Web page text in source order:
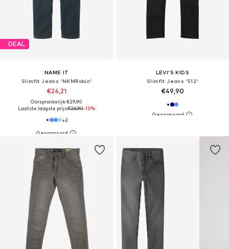
DEAL
NAME IT
Slimfit Jeans 'NKMRobin'
€24,21
Oorspronkelijk: €29,90
Laatste laagste prijs:€26,90-10%
+2
LEVI'S KIDS
Slimfit Jeans '512'
€49,90